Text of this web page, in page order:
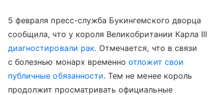
5 февраля пресс-служба Букингемского дворца
сообщила, что у короля Великобритании Карла III
диагностировали рак. Отмечается, что в связи
с болезнью монарх временноотложит свои
публичные обязанности. Тем не менее король
продолжит просматривать официальные